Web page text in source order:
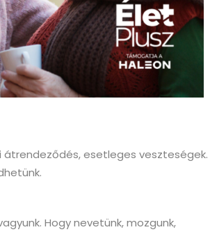
átrendeződés, esetleges veszteségek.
Hogy nevetünk, mozgunk,